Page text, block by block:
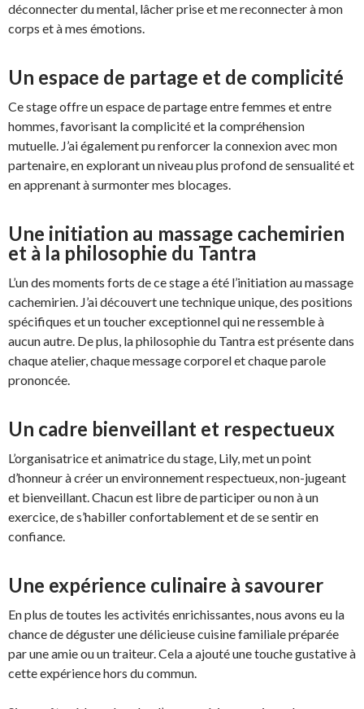
déconnecter du mental, lâcher prise et me reconnecter à mon
corps et à mes émotions.
Un espace de partage et de complicité
Ce stage offre un espace de partage entre femmes et entre
hommes, favorisant la complicité et la compréhension
mutuelle. J’ai également pu renforcer la connexion avec mon
partenaire, en explorant un niveau plus profond de sensualité et
en apprenant à surmonter mes blocages.
Une initiation au massage cachemirien
et à la philosophie du Tantra
L’un des moments forts de ce stage a été l’initiation au massage
cachemirien. J’ai découvert une technique unique, des positions
spécifiques et un toucher exceptionnel qui ne ressemble à
aucun autre. De plus, la philosophie du Tantra est présente dans
chaque atelier, chaque message corporel et chaque parole
prononcée.
Un cadre bienveillant et respectueux
L’organisatrice et animatrice du stage, Lily, met un point
d’honneur à créer un environnement respectueux, non-jugeant
et bienveillant. Chacun est libre de participer ou non à un
exercice, de s’habiller confortablement et de se sentir en
confiance.
Une expérience culinaire à savourer
En plus de toutes les activités enrichissantes, nous avons eu la
chance de déguster une délicieuse cuisine familiale préparée
par une amie ou un traiteur. Cela a ajouté une touche gustative à
cette expérience hors du commun.